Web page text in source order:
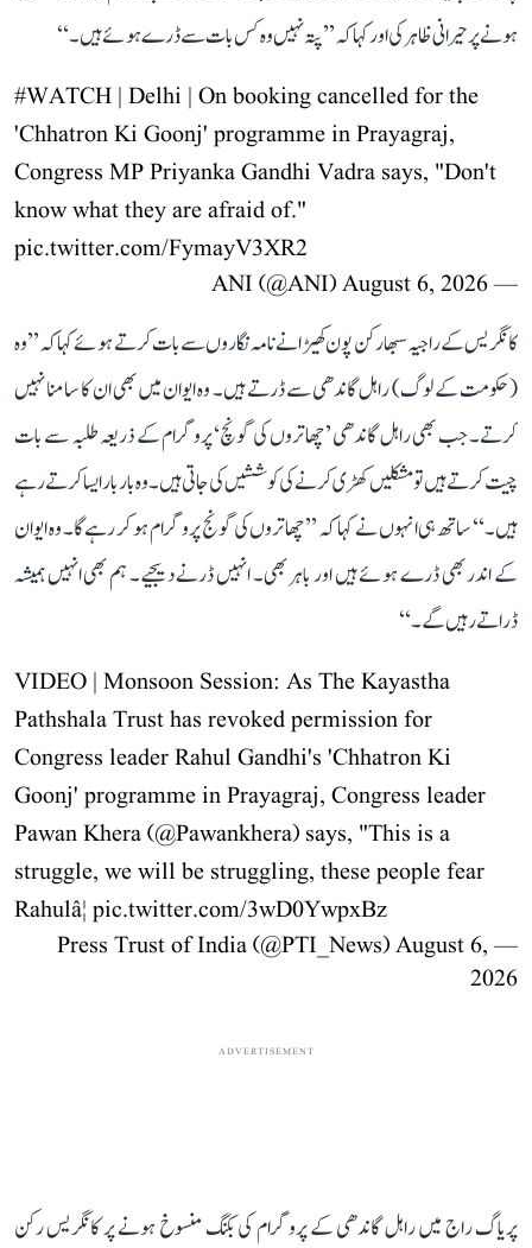
ہونے پر حیرانی ظاہر کی اور کہا کہ ’’پتہ نہیں وہ کس بات سے ڈرے ہوئے ہیں۔‘‘
#WATCH | Delhi | On booking cancelled for the
'Chhatron Ki Goonj' programme in Prayagraj,
Congress MP Priyanka Gandhi Vadra says, "Don't
know what they are afraid of."
pic.twitter.com/FymayV3XR2
— ANI (@ANI)
August 6, 2026
کانگریس کے راجیہ سبھا رکن پون کھیڑا نے نامہ نگاروں سے بات کرتے ہوئے کہا کہ ’’وہ
(حکومت کے لوگ) راہل گاندھی سے ڈرتے ہیں۔ وہ ایوان میں بھی ان کا سامنا نہیں
کرتے۔ جب بھی راہل گاندھی ’چھاتروں کی گونچ‘ پروگرام کے ذریعہ طلبہ سے بات
چیت کرتے ہیں تو مشکلیں کھڑی کرنے کی کوششیں کی جاتی ہیں۔ وہ بار بار ایسا کرتے رہے
ہیں۔‘‘ ساتھ ہی انہوں نے کہا کہ ’’چھاتروں کی گونج پروگرام ہو کر رہے گا۔ وہ ایوان
کے اندر بھی ڈرے ہوئے ہیں اور باہر بھی۔ انہیں ڈرنے دیجیے۔ ہم بھی انہیں ہمیشہ
ڈراتے رہیں گے۔‘‘
VIDEO | Monsoon Session: As The Kayastha
Pathshala Trust has revoked permission for
Congress leader Rahul Gandhi's 'Chhatron Ki
Goonj' programme in Prayagraj, Congress leader
Pawan Khera (@Pawankhera) says, "This is a
struggle, we will be struggling, these people fear
Rahulâ¦ pic.twitter.com/3wD0YwpxBz
— Press Trust of India (@PTI_News)
August 6,
2026
ADVERTISEMENT
پریاگ راج میں راہل گاندھی کے پروگرام کی بکنگ منسوخ ہونے پر کانگریس رکن